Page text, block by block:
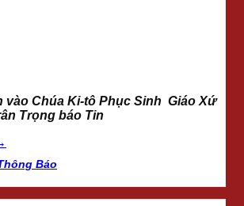
vào Chúa Ki-tô Phục Sinh Giáo Xứ
Trọng báo Tin
Báo